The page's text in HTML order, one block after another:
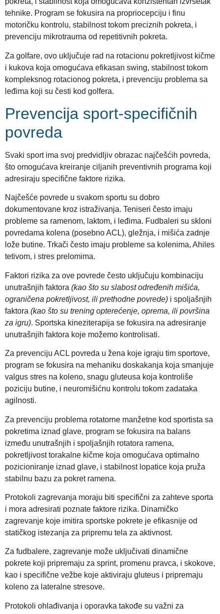
tehnike. Program se fokusira na propriocepciju i finu
motoričku kontrolu, stabilnost tokom preciznih pokreta, i
prevenciju mikrotrauma od repetitivnih pokreta.
Za golfare, ovo uključuje rad na rotacionu pokretljivost kičme
i kukova koja omogućava efikasan swing, stabilnost tokom
kompleksnog rotacionog pokreta, i prevenciju problema sa
leđima koji su česti kod golfera.
Prevencija sport-specifičnih
povreda
Svaki sport ima svoj predvidljiv obrazac najčešćih povreda,
što omogućava kreiranje ciljanih preventivnih programa koji
adresiraju specifične faktore rizika.
Najčešće povrede u svakom sportu su dobro
dokumentovane kroz istraživanja. Teniseri često imaju
probleme sa ramenom, laktom, i leđima. Fudbaleri su skloni
povredama kolena (posebno ACL), gležnja, i mišića zadnje
lože butine. Trkači često imaju probleme sa kolenima, Ahiles
tetivom, i stres prelomima.
Faktori rizika za ove povrede često uključuju kombinaciju
unutrašnjih faktora (kao što su slabost određenih mišića,
ograničena pokretljivost, ili prethodne povrede) i spoljašnjih
faktora (kao što su trening opterećenje, oprema, ili površina
za igru). Sportska kineziterapija se fokusira na adresiranje
unutrašnjih faktora koje možemo kontrolisati.
Za prevenciju ACL povreda u žena koje igraju tim sportove,
program se fokusira na mehaniku doskakanja koja smanjuje
valgus stres na koleno, snagu gluteusa koja kontroliše
poziciju butine, i neuromišićnu kontrolu tokom zadataka
agilnosti.
Za prevenciju problema rotatorne manžetne kod sportista sa
pokretima iznad glave, program se fokusira na balans
između unutrašnjih i spoljašnjih rotatora ramena,
pokretljivost torakalne kičme koja omogućava optimalno
pozicioniranje iznad glave, i stabilnost lopatice koja pruža
stabilnu bazu za pokret ramena.
Protokoli zagrevanja moraju biti specifični za zahteve sporta
i mora adresirati poznate faktore rizika. Dinamičko
zagrevanje koje imitira sportske pokrete je efikasnije od
statičkog istezanja za pripremu tela za aktivnost.
Za fudbalere, zagrevanje može uključivati dinamične
pokrete koji pripremaju za sprint, promenu pravca, i skokove,
kao i specifične vežbe koje aktiviraju gluteus i pripremaju
koleno za lateralne stresove.
Protokoli ohlađivanja i oporavka takođe su važni za